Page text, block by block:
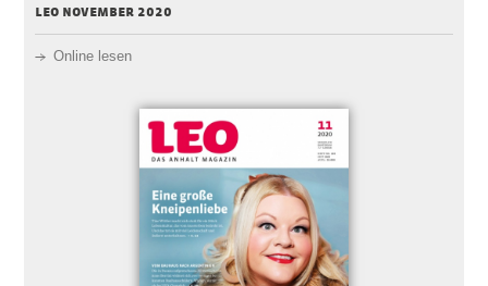
leo november 2020
Online lesen